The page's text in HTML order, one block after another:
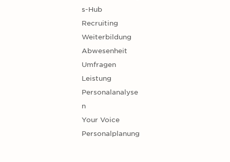
s-Hub
Recruiting
Weiterbildung
Abwesenheit
Umfragen
Leistung
Personalanalyse
n
Your Voice
Personalplanung